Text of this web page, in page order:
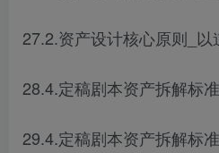
27.2.资产设计核心原则_以
28.4.定稿剧本资产拆解标
29.4.定稿剧本资产拆解标